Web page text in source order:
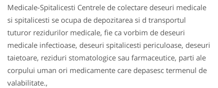
Medicale-Spitalicesti Centrele de colectare deseuri medicale
si spitalicesti se ocupa de depozitarea si d transportul
tuturor rezidurilor medicale, fie ca vorbim de deseuri
medicale infectioase, deseuri spitalicesti periculoase, deseuri
taietoare, reziduri stomatologice sau farmaceutice, parti ale
corpului uman ori medicamente care depasesc termenul de
valabilitate.,